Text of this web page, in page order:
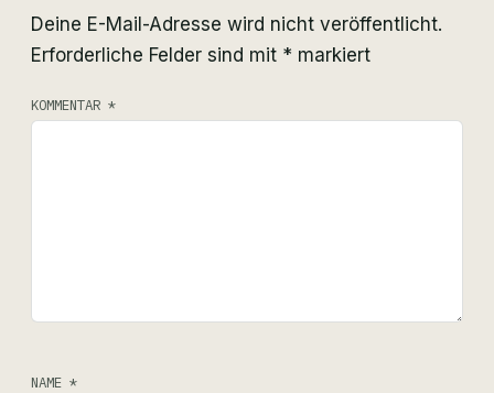
Deine E-Mail-Adresse wird nicht veröffentlicht.
Erforderliche Felder sind mit * markiert
KOMMENTAR *
NAME *